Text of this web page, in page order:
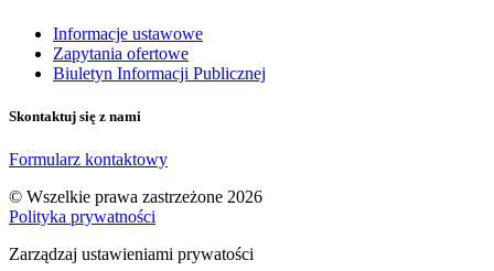
Informacje ustawowe
Zapytania ofertowe
Biuletyn Informacji Publicznej
Skontaktuj się z nami
Formularz kontaktowy
© Wszelkie prawa zastrzeżone 2026
Polityka prywatności
Zarządzaj ustawieniami prywatości